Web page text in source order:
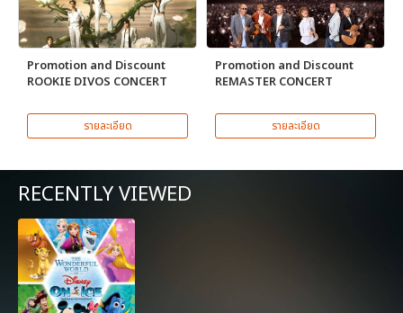
Promotion and Discount
ROOKIE DIVOS CONCERT
รายละเอียด
Promotion and Discount
REMASTER CONCERT
รายละเอียด
RECENTLY VIEWED